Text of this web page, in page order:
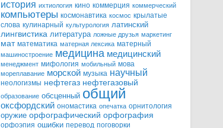
история ихтиология кино коммерция коммерческий
компьютеры космонавтика космос крылатые
слова кулинарный культурология латинский
лингвистика литература ложные друзья маркетинг
мат математика матерная лексика матерный
машиностроение медицина медицинский
менеджмент мифология мобильный мова
мореплавание морской музыка научный
неологизмы нефтегаз нефтегазовый
образование обсценный общий
оксфордский ономастика опечатка орнитология
оружие орфографический орфография
орфоэпия ошибки перевод поговорки